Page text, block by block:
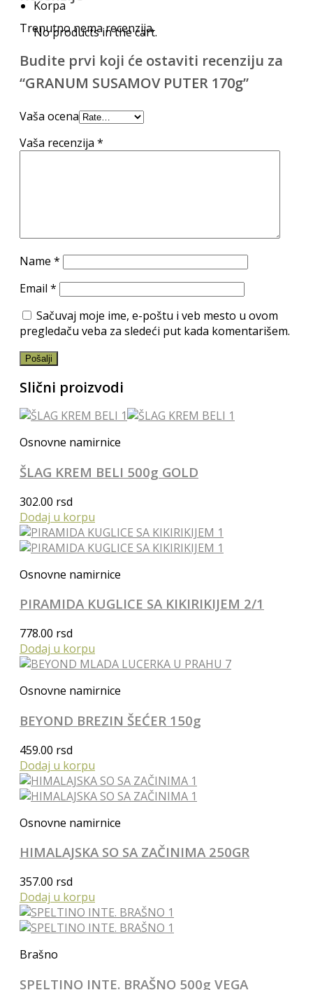
Korpa
No products in the cart.
Trenutno nema recenzija.
Budite prvi koji će ostaviti recenziju za
“GRANUM SUSAMOV PUTER 170g”
Vaša ocena
Vaša recenzija *
Name *
Email *
Sačuvaj moje ime, e-poštu i veb mesto u ovom
pregledaču veba za sledeći put kada komentarišem.
Slični proizvodi
Osnovne namirnice
ŠLAG KREM BELI 500g GOLD
302.00 rsd
Dodaj u korpu
Osnovne namirnice
PIRAMIDA KUGLICE SA KIKIRIKIJEM 2/1
778.00 rsd
Dodaj u korpu
Osnovne namirnice
BEYOND BREZIN ŠEĆER 150g
459.00 rsd
Dodaj u korpu
Osnovne namirnice
HIMALAJSKA SO SA ZAČINIMA 250GR
357.00 rsd
Dodaj u korpu
Brašno
SPELTINO INTE. BRAŠNO 500g VEGA